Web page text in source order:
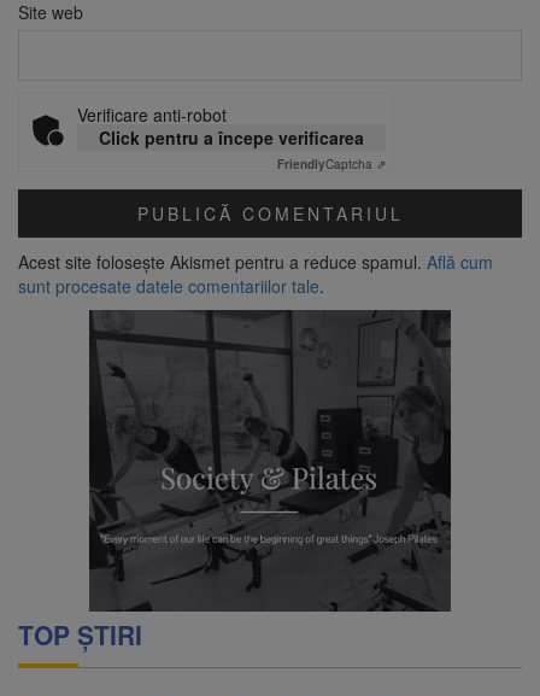
Site web
Verificare anti-robot
Click pentru a începe verificarea
FriendlyCaptcha ⇗
Acest site folosește Akismet pentru a reduce spamul. Află cum
sunt procesate datele comentariilor tale.
TOP ȘTIRI